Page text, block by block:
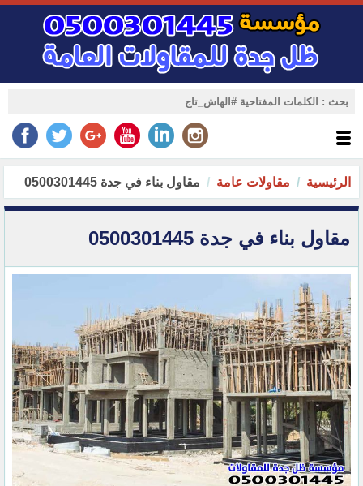
الرئيسية مقاولات عامة مقاول بناء في جدة 0500301445
مقاول بناء في جدة 0500301445